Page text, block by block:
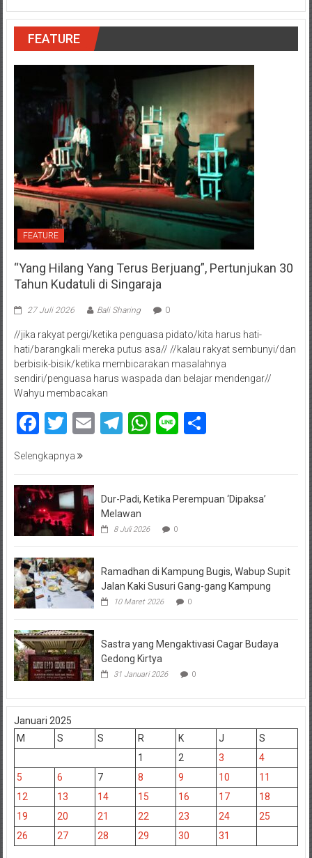
FEATURE
FEATURE
“Yang Hilang Yang Terus Berjuang”, Pertunjukan 30
Tahun Kudatuli di Singaraja
27 Juli 2026 Bali Sharing 0
//jika rakyat pergi/ketika penguasa pidato/kita harus hati-
hati/barangkali mereka putus asa// //kalau rakyat sembunyi/dan
berbisik-bisik/ketika membicarakan masalahnya
sendiri/penguasa harus waspada dan belajar mendengar//
Wahyu membacakan
Facebook
Twitter
EmailTelegram
WhatsApp
LineShare
Selengkapnya
Dur-Padi, Ketika Perempuan ‘Dipaksa’
Melawan
8 Juli 2026 0
Ramadhan di Kampung Bugis, Wabup Supit
Jalan Kaki Susuri Gang-gang Kampung
10 Maret 2026 0
Sastra yang Mengaktivasi Cagar Budaya
Gedong Kirtya
31 Januari 2026 0
Januari 2025
M
S S R K J
S
1
2 3
4
5
6 7 8 9 10
11
12
13 14 15 16 17
18
19
20 21 22 23 24
25
26
27 28 29 30 31